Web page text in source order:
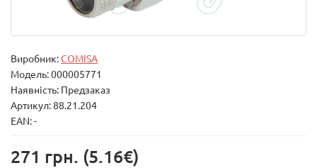
Виробник:COMISA
Модель:000005771
Наявність: Предзаказ
Артикул: 88.21.204
EAN: -
271 грн. (5.16€)